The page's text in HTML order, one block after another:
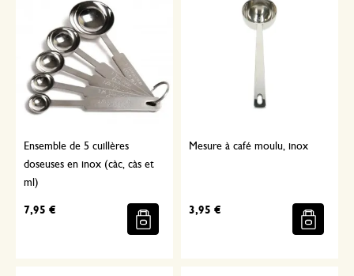
Ensemble de 5 cuillères
doseuses en inox (càc, càs et
ml)
7,95 €
Mesure à café moulu, inox
3,95 €